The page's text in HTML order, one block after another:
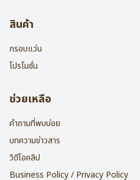
สินค้า
กรอบแว่น
โปรโมชั่น
ช่วยเหลือ
คำถามที่พบบ่อย
บทความข่าวสาร
วิดีโอคลิป
Business Policy / Privacy Policy